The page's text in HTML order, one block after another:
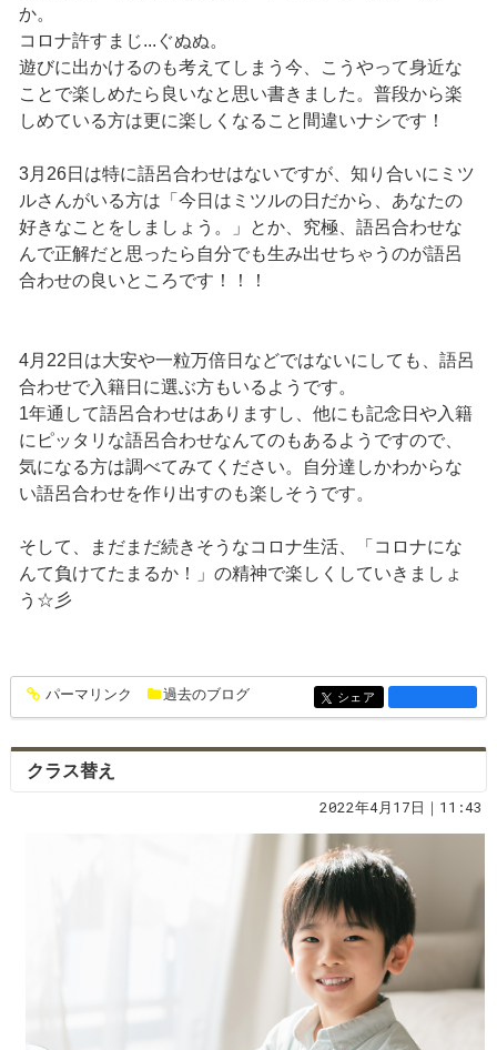
か。
コロナ許すまじ...ぐぬぬ。
遊びに出かけるのも考えてしまう今、こうやって身近な
ことで楽しめたら良いなと思い書きました。普段から楽
しめている方は更に楽しくなること間違いナシです！
3月26日は特に語呂合わせはないですが、知り合いにミツ
ルさんがいる方は「今日はミツルの日だから、あなたの
好きなことをしましょう。」とか、究極、語呂合わせな
んで正解だと思ったら自分でも生み出せちゃうのが語呂
合わせの良いところです！！！
4月22日は大安や一粒万倍日などではないにしても、語呂
合わせで入籍日に選ぶ方もいるようです。
1年通して語呂合わせはありますし、他にも記念日や入籍
にピッタリな語呂合わせなんてのもあるようですので、
気になる方は調べてみてください。自分達しかわからな
い語呂合わせを作り出すのも楽しそうです。
そして、まだまだ続きそうなコロナ生活、「コロナにな
んて負けてたまるか！」の精神で楽しくしていきましょ
う☆彡
entry1362
パーマリンク 過去のブログ entry1362
シェア
クラス替え
2022年4月17日｜11:43